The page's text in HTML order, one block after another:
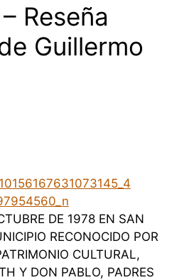
Reseña
Guillermo
DE 1978 EN SAN
RECONOCIDO POR
CULTURAL,
Y DON PABLO, PADRES